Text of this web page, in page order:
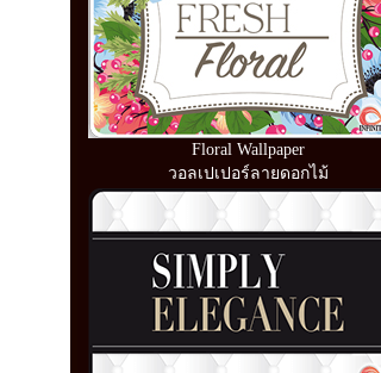
Floral Wallpaper
วอลเปเปอร์ลายดอกไม้